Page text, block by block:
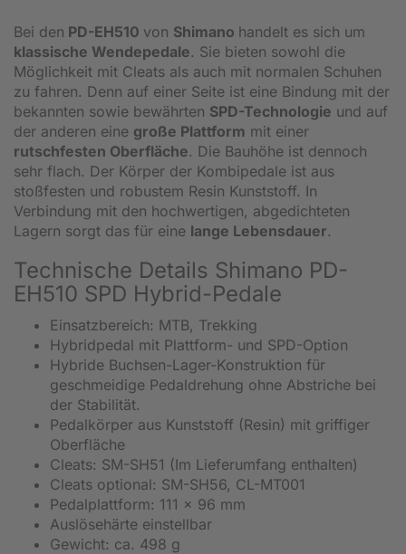
Bei den PD-EH510 von Shimano handelt es sich um
klassische Wendepedale. Sie bieten sowohl die
Möglichkeit mit Cleats als auch mit normalen Schuhen
zu fahren. Denn auf einer Seite ist eine Bindung mit der
bekannten sowie bewährten SPD-Technologie und auf
der anderen eine große Plattform mit einer
rutschfesten Oberfläche. Die Bauhöhe ist dennoch
sehr flach. Der Körper der Kombipedale ist aus
stoßfesten und robustem Resin Kunststoff. In
Verbindung mit den hochwertigen, abgedichteten
Lagern sorgt das für eine lange Lebensdauer.
Technische Details Shimano PD-
EH510 SPD Hybrid-Pedale
Einsatzbereich: MTB, Trekking
Hybridpedal mit Plattform- und SPD-Option
Hybride Buchsen-Lager-Konstruktion für
geschmeidige Pedaldrehung ohne Abstriche bei
der Stabilität.
Pedalkörper aus Kunststoff (Resin) mit griffiger
Oberfläche
Cleats: SM-SH51 (Im Lieferumfang enthalten)
Cleats optional: SM-SH56, CL-MT001
Pedalplattform: 111 x 96 mm
Auslösehärte einstellbar
Gewicht: ca. 498 g